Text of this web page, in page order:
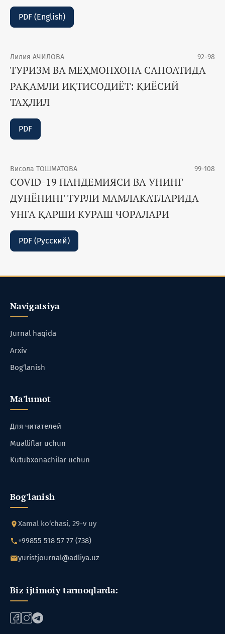
PDF (English)
Лилия АЧИЛОВА 92-98
ТУРИЗМ ВА МЕҲМОНХОНА САНОАТИДА
РАҚАМЛИ ИҚТИСОДИЁТ: ҚИЁСИЙ
ТАҲЛИЛ
PDF
Висола ТОШМАТОВА 99-108
COVID-19 ПАНДЕМИЯСИ ВА УНИНГ
ДУНЁНИНГ ТУРЛИ МАМЛАКАТЛАРИДА
УНГА ҚАРШИ КУРАШ ЧОРАЛАРИ
PDF (Русский)
Navigatsiya
Jurnal haqida
Arxiv
Bog‘lanish
Ma'lumot
Для читателей
Mualliflar uchun
Kutubxonachilar uchun
Bog'lanish
Xamal ko‘chasi, 29-v uy
+99855 518 57 77 (738)
yuristjournal@adliya.uz
Biz ijtimoiy tarmoqlarda: